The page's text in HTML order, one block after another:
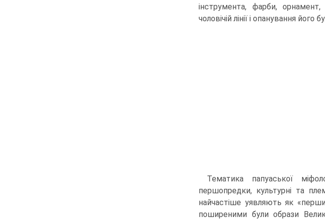
інструмента, фарби,
чоловічій лінії і опану­вання
Тематика папуаської
першопредки, культурні та
найчастіше уявляють як
поширеними були образи